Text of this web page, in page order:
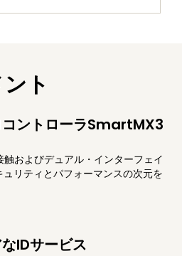
ト
ントローラSmartMX3
およびデュアル・インターフェイ
リティとパフォーマンスの次元を
IDサービス